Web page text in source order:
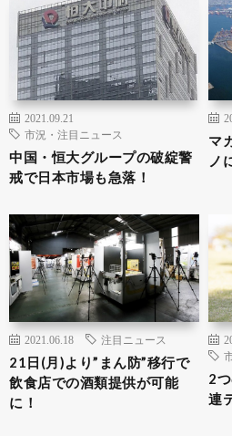
2021.09.21
市況・注目ニュース
中国・恒大グループの破綻警
戒で日本市場も急落！
マ
ノ
2021.06.18 注目ニュース
21日(月)より”まん防”移行で
飲食店での酒類提供が可能
に！
2
連